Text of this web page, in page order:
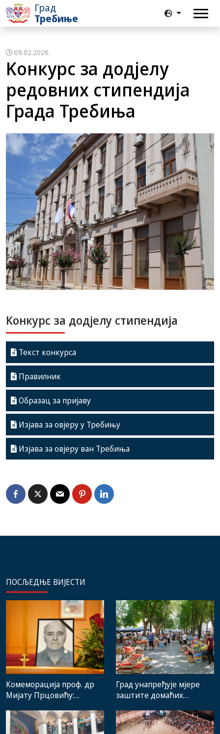
Град
Требиње
09.02.2026.
Koнкурс за додјелу
редовних стипендија
Града Требиња
Конкурс за додјелу стипендија
Текст конкурса
Правилник
Образац за пријаву
Изјава за овјеру у Требињу
Изјава за овјеру ван Требиња
ПОСЉЕДЊЕ ВИЈЕСТИ
Комеморација проф. др
Мијату Прцовићу:
стручњака и човјека који
је Требиње носио у срцу
Град унапређује мјере
заштите домаћих
градске пијаце